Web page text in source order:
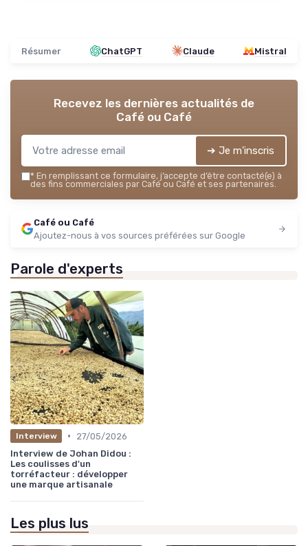
Résumer ChatGPT Claude Mistral
Recevez les dernières actualités de
Café ou Café
➔ Je m'inscris
* En remplissant ce formulaire, j’accepte d’être contacté(e) à
des fins commerciales par Café ou Café et ses partenaires.
Café ou Café
Ajoutez-nous à vos sources préférées sur Google
Parole d'experts
Interview •
27/05/2026
Interview de Johan Didou :
Les coulisses d'un
torréfacteur : développer
une marque artisanale
Les plus lus